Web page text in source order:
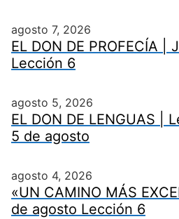
agosto 7, 2026
EL DON DE PROFECÍA |
Lección 6
agosto 5, 2026
EL DON DE LENGUAS |
5 de agosto
agosto 4, 2026
«UN CAMINO MÁS
de agosto Lección 6